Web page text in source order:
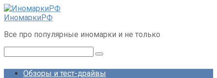
Перейти
к
ИномаркиРФ
Все про популярные иномарки и не только
Обзоры и тест-драйвы